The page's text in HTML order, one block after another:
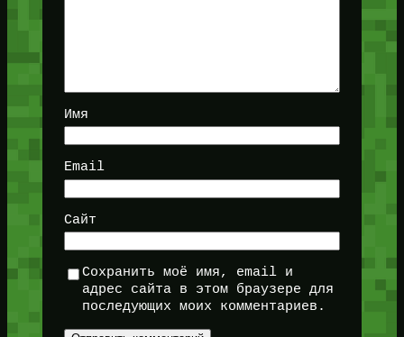
Имя
Email
Сайт
Сохранить моё имя, email и
адрес сайта в этом браузере для
последующих моих комментариев.